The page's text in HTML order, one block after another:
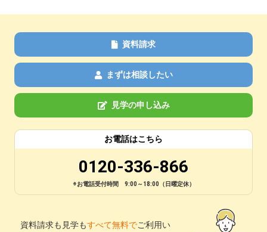
資料請求
まずは相談したい
見学の申し込み
お電話はこちら
0120-336-866
※お電話受付時間 9:00～18:00（日曜定休）
資料請求も見学もすべて無料でご利用い